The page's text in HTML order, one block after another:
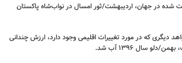
شده در جهان، اردیبهشت/ثور امسال در نواب‌شاه پاکستان
دیگری که در مورد تغییرات اقلیمی وجود دارد، ارزش چندانی
سال ۱۳۹۶ آب شد.